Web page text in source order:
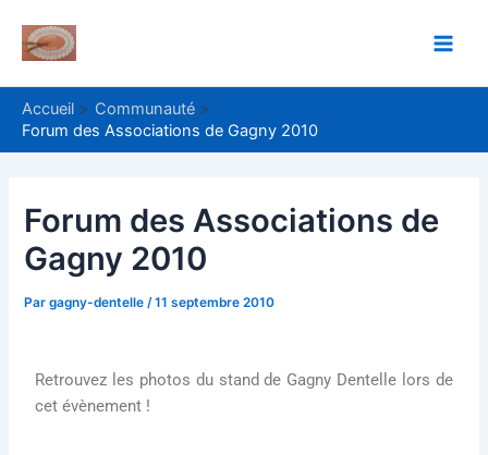
contenu
Accueil
Communauté
Forum des Associations de Gagny 2010
Forum des Associations de
Gagny 2010
Pargagny-dentelle /11 septembre 2010
Retrouvez les photos du stand de Gagny Dentelle lors de
cet évènement !
des
articles